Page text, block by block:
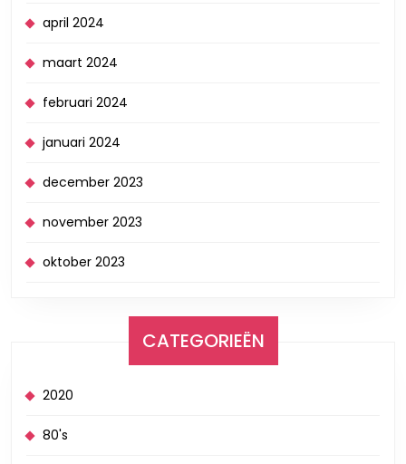
april 2024
maart 2024
februari 2024
januari 2024
december 2023
november 2023
oktober 2023
CATEGORIEËN
2020
80's